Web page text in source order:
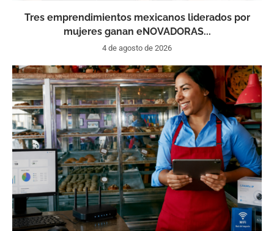
Tres emprendimientos mexicanos liderados por
mujeres ganan eNOVADORAS...
4 de agosto de 2026